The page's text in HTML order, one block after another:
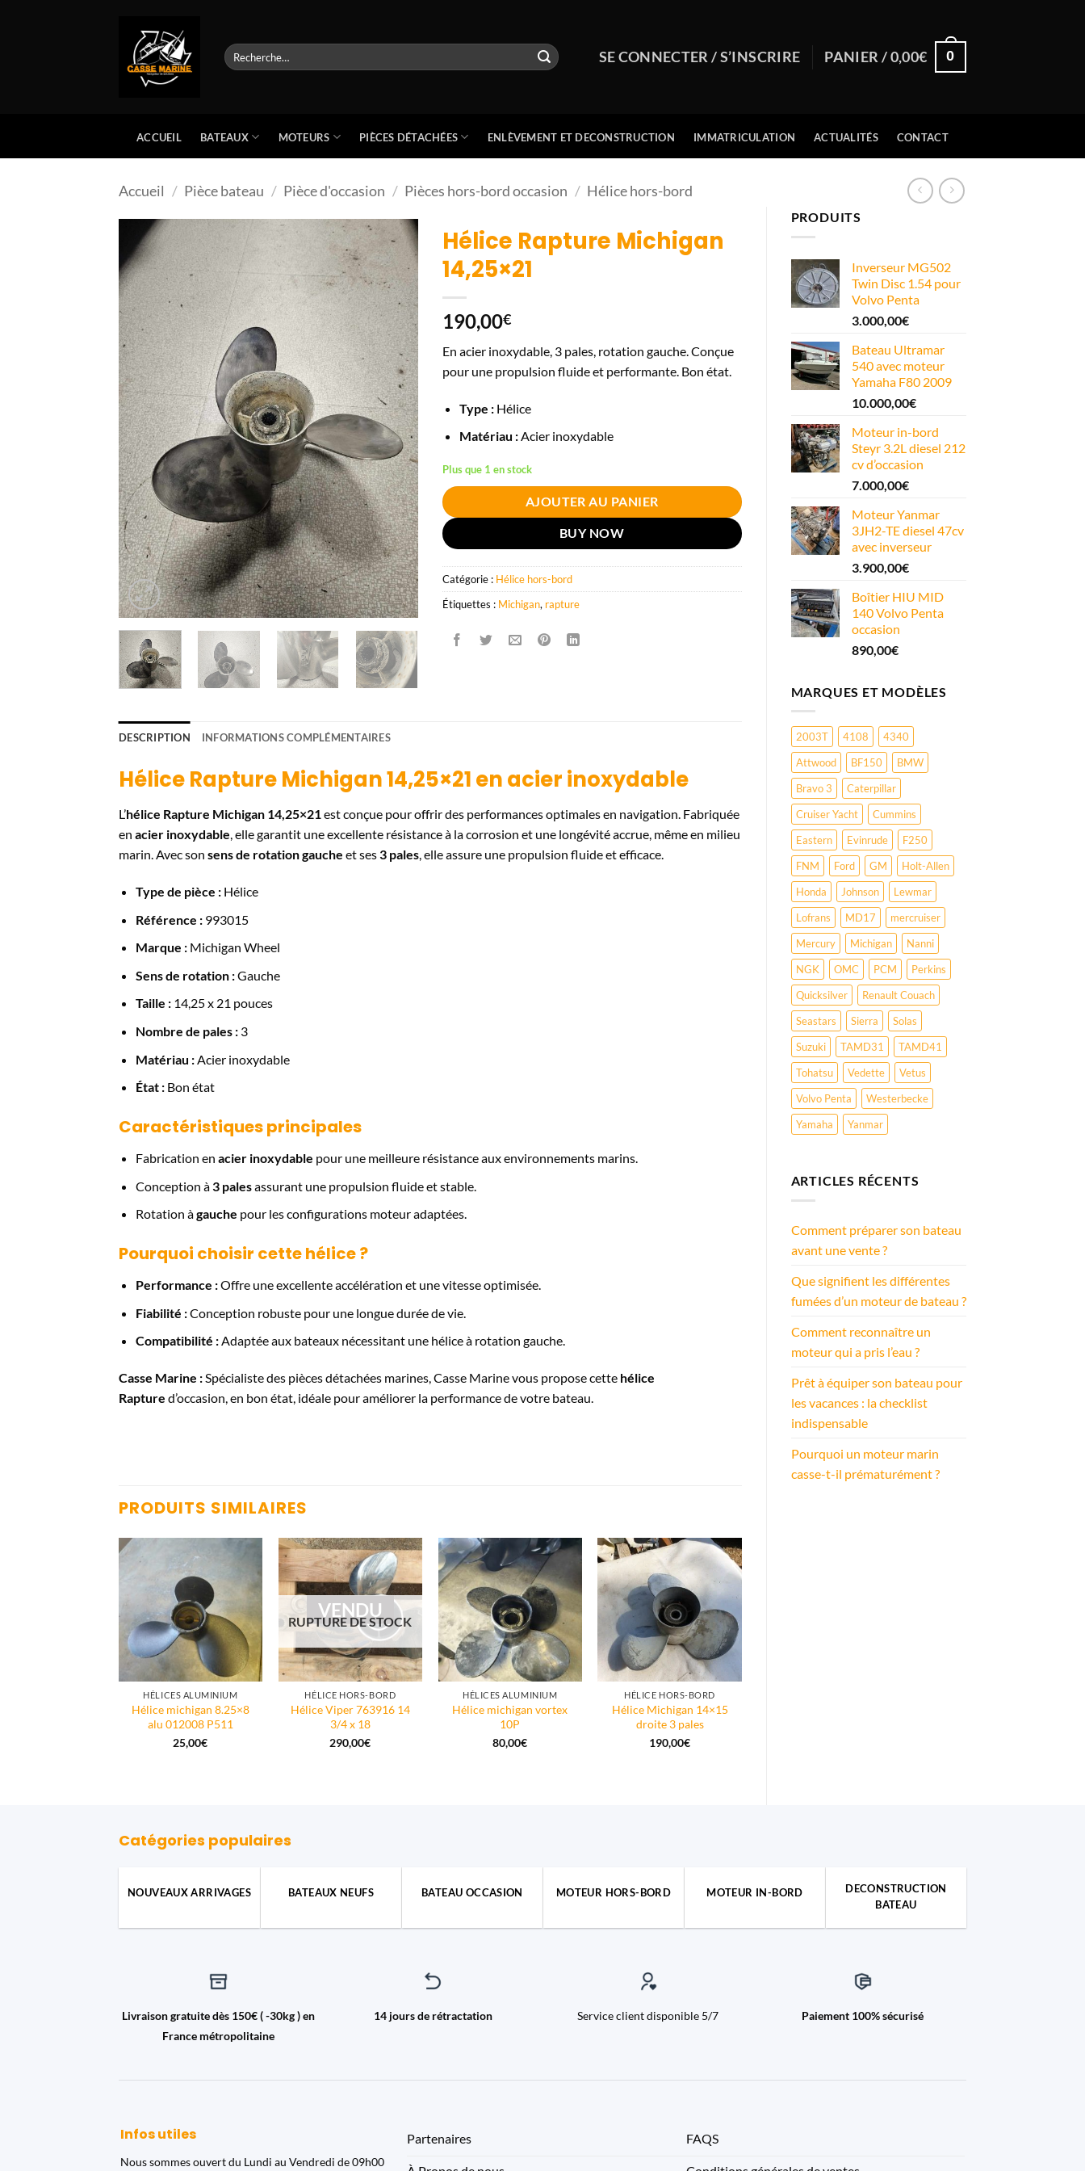
Recherche
pour :
SE CONNECTER / S’INSCRIRE PANIER /0,00€ 0
ACCUEIL BATEAUX MOTEURS PIÈCES DÉTACHÉES ENLÈVEMENT ET DECONSTRUCTION IMMATRICULATION ACTUALITÉS CONTACT
Accueil / Pièce bateau / Pièce d'occasion / Pièces hors-bord occasion / Hélice hors-bord
PRODUITS
Inverseur MG502
Twin Disc 1.54 pour
Volvo Penta
3.000,00€
Bateau Ultramar
540 avec moteur
Yamaha F80 2009
10.000,00€
Moteur in-bord
Steyr 3.2L diesel 212
cv d’occasion
7.000,00€
Moteur Yanmar
3JH2-TE diesel 47cv
avec inverseur
3.900,00€
Boîtier HIU MID
140 Volvo Penta
occasion
890,00€
MARQUES ET MODÈLES
2003T 4108
4340
Attwood
BF150
BMW
Bravo 3
Caterpillar
Cruiser Yacht
Cummins
Eastern
Evinrude
F250
FNM
Ford GM
Holt-Allen
Honda
Johnson
Lewmar
Lofrans
MD17
mercruiser
Mercury
Michigan
Nanni
NGK
OMC PCM
Perkins
Quicksilver
Renault Couach
Seastars
Sierra
Solas
Suzuki
TAMD31
TAMD41
Tohatsu
Vedette
Vetus
Volvo Penta
Westerbecke
Yamaha
Yanmar
ARTICLES RÉCENTS
Comment préparer son bateau
avant une vente ?
Que signifient les différentes
fumées d’un moteur de bateau ?
Comment reconnaître un
moteur qui a pris l’eau ?
Prêt à équiper son bateau pour
les vacances : la checklist
indispensable
Pourquoi un moteur marin
casse-t-il prématurément ?
Hélice Rapture Michigan
14,25×21
190,00€
En acier inoxydable, 3 pales, rotation gauche. Conçue
pour une propulsion fluide et performante. Bon état.
Type :Hélice
Matériau :Acier inoxydable
Plus que 1 en stock
AJOUTER AU PANIER
BUY NOW
Catégorie : Hélice hors-bord
Étiquettes : Michigan, rapture
DESCRIPTION INFORMATIONS COMPLÉMENTAIRES
Hélice Rapture Michigan 14,25×21 en acier inoxydable
L’hélice Rapture Michigan 14,25×21est conçue pour offrir des performances optimales en navigation. Fabriquée
en acier inoxydable, elle garantit une excellente résistance à la corrosion et une longévité accrue, même en milieu
marin. Avec son sens de rotation gauche et ses3 pales, elle assure une propulsion fluide et efficace.
Type de pièce :Hélice
Référence :993015
Marque :Michigan Wheel
Sens de rotation :Gauche
Taille :14,25 x 21 pouces
Nombre de pales :3
Matériau :Acier inoxydable
État :Bon état
Caractéristiques principales
Fabrication en acier inoxydable pour une meilleure résistance aux environnements marins.
Conception à3 palesassurant une propulsion fluide et stable.
Rotation àgauche pour les configurations moteur adaptées.
Pourquoi choisir cette hélice ?
Performance :Offre une excellente accélération et une vitesse optimisée.
Fiabilité :Conception robuste pour une longue durée de vie.
Compatibilité :Adaptée aux bateaux nécessitant une hélice à rotation gauche.
Casse Marine :Spécialiste des pièces détachées marines, Casse Marine vous propose cette hélice
Rapture d’occasion, en bon état, idéale pour améliorer la performance de votre bateau.
PRODUITS SIMILAIRES
HÉLICES ALUMINIUM
Hélice michigan 8.25×8
alu 012008 P511
25,00€
VENDU
RUPTURE DE STOCK
HÉLICE HORS-BORD
Hélice Viper 763916 14
3/4 x 18
290,00€
HÉLICES ALUMINIUM
Hélice michigan vortex
10P
80,00€
HÉLICE HORS-BORD
Hélice Michigan 14×15
droite 3 pales
190,00€
Catégories populaires
NOUVEAUX ARRIVAGES BATEAUX NEUFS BATEAU OCCASION MOTEUR HORS-BORD MOTEUR IN-BORD
DECONSTRUCTION
BATEAU
Livraison gratuite dès 150€ ( -30kg ) en
France métropolitaine
14 jours de rétractation Service client disponible 5/7 Paiement 100% sécurisé
Infos utiles
Nous sommes ouvert du Lundi au Vendredi de 09h00
Partenaires FAQS